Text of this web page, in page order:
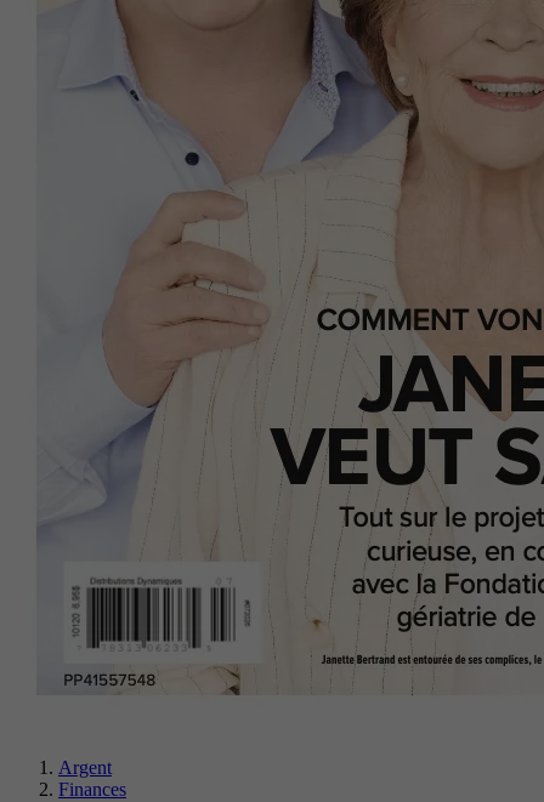
Argent
Finances